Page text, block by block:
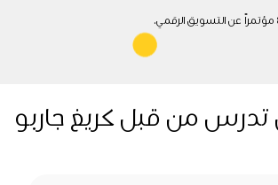
تدرس من قبل كريغ جاربو